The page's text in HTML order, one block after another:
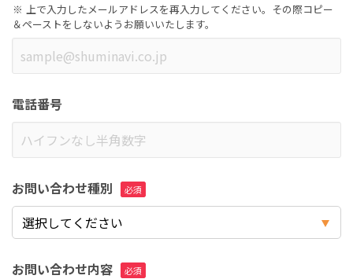
上で入力したメールアドレスを再入力してください。その際コピー
＆ペーストをしないようお願いいたします。
電話番号
お問い合わせ種別
お問い合わせ内容